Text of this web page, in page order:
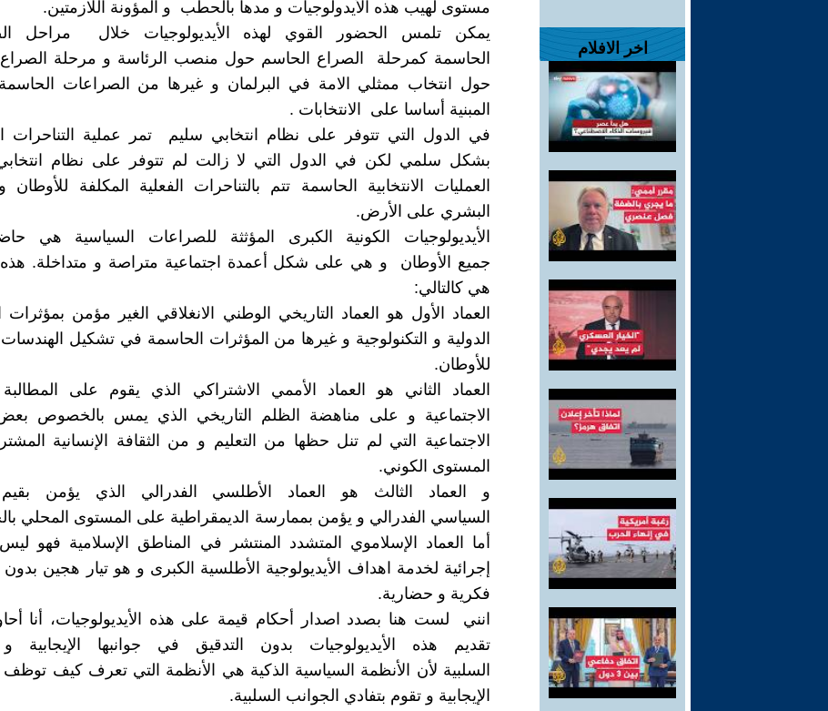
اخر الافلام
مستوى لهيب هذه الأيدولوجيات و مدها بالحطب و المؤونة اللازمتين.
يمكن تلمس الحضور القوي لهذه الأيديولوجيات خلال مراحل
الحاسمة كمرحلة الصراع الحاسم حول منصب الرئاسة و مرحلة
حول انتخاب ممثلي الامة في البرلمان و غيرها من الصراعات
المبنية أساسا على الانتخابات .
في الدول التي تتوفر على نظام انتخابي سليم تمر عملية التناحرات
بشكل سلمي لكن في الدول التي لا زالت لم تتوفر على نظام
العمليات الانتخابية الحاسمة تتم بالتناحرات الفعلية المكلفة للأوطان
البشري على الأرض.
الأيديولوجيات الكونية الكبرى المؤثثة للصراعات السياسية هي
جميع الأوطان و هي على شكل أعمدة اجتماعية متراصة و متداخلة. هذه
هي كالتالي:
العماد الأول هو العماد التاريخي الوطني الانغلاقي الغير مؤمن بمؤثرات
الدولية و التكنولوجية و غيرها من المؤثرات الحاسمة في تشكيل الهندسات
للأوطان.
العماد الثاني هو العماد الأممي الاشتراكي الذي يقوم على المطالبة
الاجتماعية و على مناهضة الظلم التاريخي الذي يمس بالخصوص
الاجتماعية التي لم تنل حظها من التعليم و من الثقافة الإنسانية
المستوى الكوني.
و العماد الثالث هو العماد الأطلسي الفدرالي الذي يؤمن بقيم
السياسي الفدرالي و يؤمن بممارسة الديمقراطية على المستوى المحلي
أما العماد الإسلاموي المتشدد المنتشر في المناطق الإسلامية فهو ليس
إجرائية لخدمة اهداف الأيديولوجية الأطلسية الكبرى و هو تيار هجين
فكرية و حضارية.
انني لست هنا بصدد اصدار أحكام قيمة على هذه الأيديولوجيات، أنا
تقديم هذه الأيديولوجيات بدون التدقيق في جوانبها الإيجابية و
السلبية لأن الأنظمة السياسية الذكية هي الأنظمة التي تعرف كيف توظف
الإيجابية و تقوم بتفادي الجوانب السلبية.